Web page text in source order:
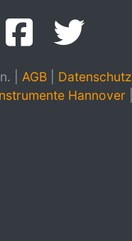
AGB| Datenschutz
Hannover